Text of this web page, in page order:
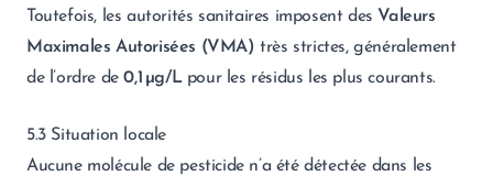
Toutefois, les autorités sanitaires imposent des Valeurs
Maximales Autorisées (VMA) très strictes, généralement
de l’ordre de0,1 µg/Lpour les résidus les plus courants.
5.3 Situation locale
Aucune molécule de pesticide n’a été détectée dans les